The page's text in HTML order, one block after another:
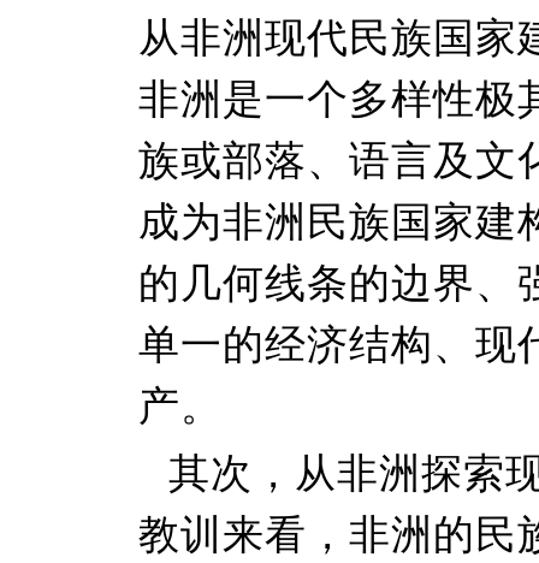
从非洲现代民族国家
非洲是一个多样性极
族或部落、语言及文
成为非洲民族国家
的几何线条的边界、
单一的经济结构、现
产。
其次，从非洲探索
教训来看，非洲的民